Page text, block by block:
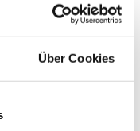
Über Cookies